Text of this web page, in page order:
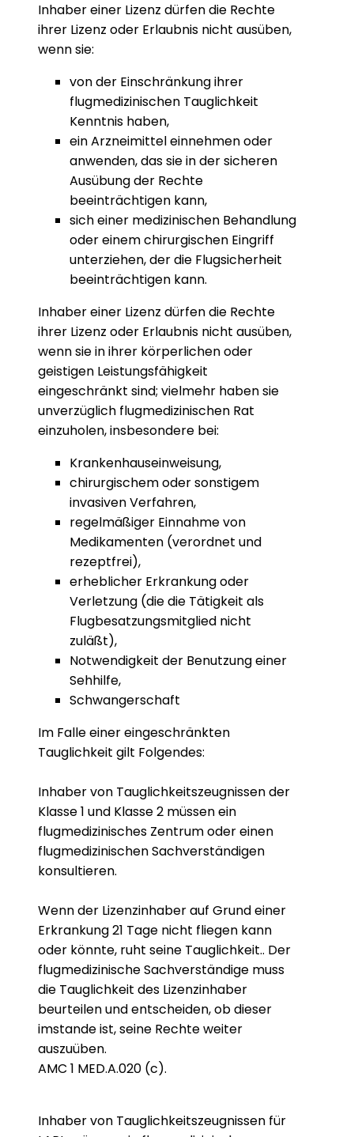
Inhaber einer Lizenz dürfen die Rechte
ihrer Lizenz oder Erlaubnis nicht ausüben,
wenn sie:
von der Einschränkung ihrer
flugmedizinischen Tauglichkeit
Kenntnis haben,
ein Arzneimittel einnehmen oder
anwenden, das sie in der sicheren
Ausübung der Rechte
beeinträchtigen kann,
sich einer medizinischen Behandlung
oder einem chirurgischen Eingriff
unterziehen, der die Flugsicherheit
beeinträchtigen kann.
Inhaber einer Lizenz dürfen die Rechte
ihrer Lizenz oder Erlaubnis nicht ausüben,
wenn sie in ihrer körperlichen oder
geistigen Leistungsfähigkeit
eingeschränkt sind; vielmehr haben sie
unverzüglich flugmedizinischen Rat
einzuholen, insbesondere bei:
Krankenhauseinweisung,
chirurgischem oder sonstigem
invasiven Verfahren,
regelmäßiger Einnahme von
Medikamenten (verordnet und
rezeptfrei),
erheblicher Erkrankung oder
Verletzung (die die Tätigkeit als
Flugbesatzungsmitglied nicht
zuläßt),
Notwendigkeit der Benutzung einer
Sehhilfe,
Schwangerschaft
Im Falle einer eingeschränkten
Tauglichkeit gilt Folgendes:
Inhaber von Tauglichkeitszeugnissen der
Klasse 1 und Klasse 2 müssen ein
flugmedizinisches Zentrum oder einen
flugmedizinischen Sachverständigen
konsultieren.
Wenn der Lizenzinhaber auf Grund einer
Erkrankung 21 Tage nicht fliegen kann
oder könnte, ruht seine Tauglichkeit.. Der
flugmedizinische Sachverständige muss
die Tauglichkeit des Lizenzinhaber
beurteilen und entscheiden, ob dieser
imstande ist, seine Rechte weiter
auszuüben.
AMC 1 MED.A.020 (c).
Inhaber von Tauglichkeitszeugnissen für